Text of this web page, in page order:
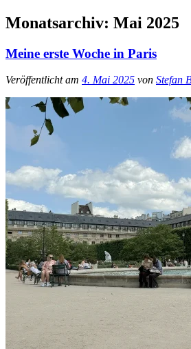
Monatsarchiv: Mai 2025
Meine erste Woche in Paris
Veröffentlicht am 4. Mai 2025 von Stefan